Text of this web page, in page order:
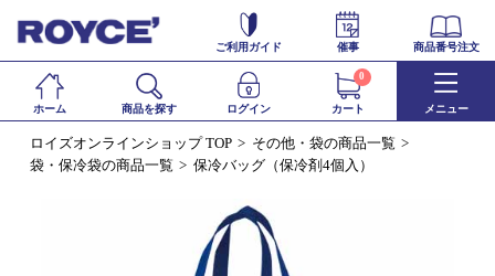
ご利用ガイド 催事 商品番号注文
ホーム 商品を探す ログイン カート
0
メニュー
ロイズオンラインショップ TOP
その他・袋の商品一覧
袋・保冷袋の商品一覧
保冷バッグ（保冷剤4個入）